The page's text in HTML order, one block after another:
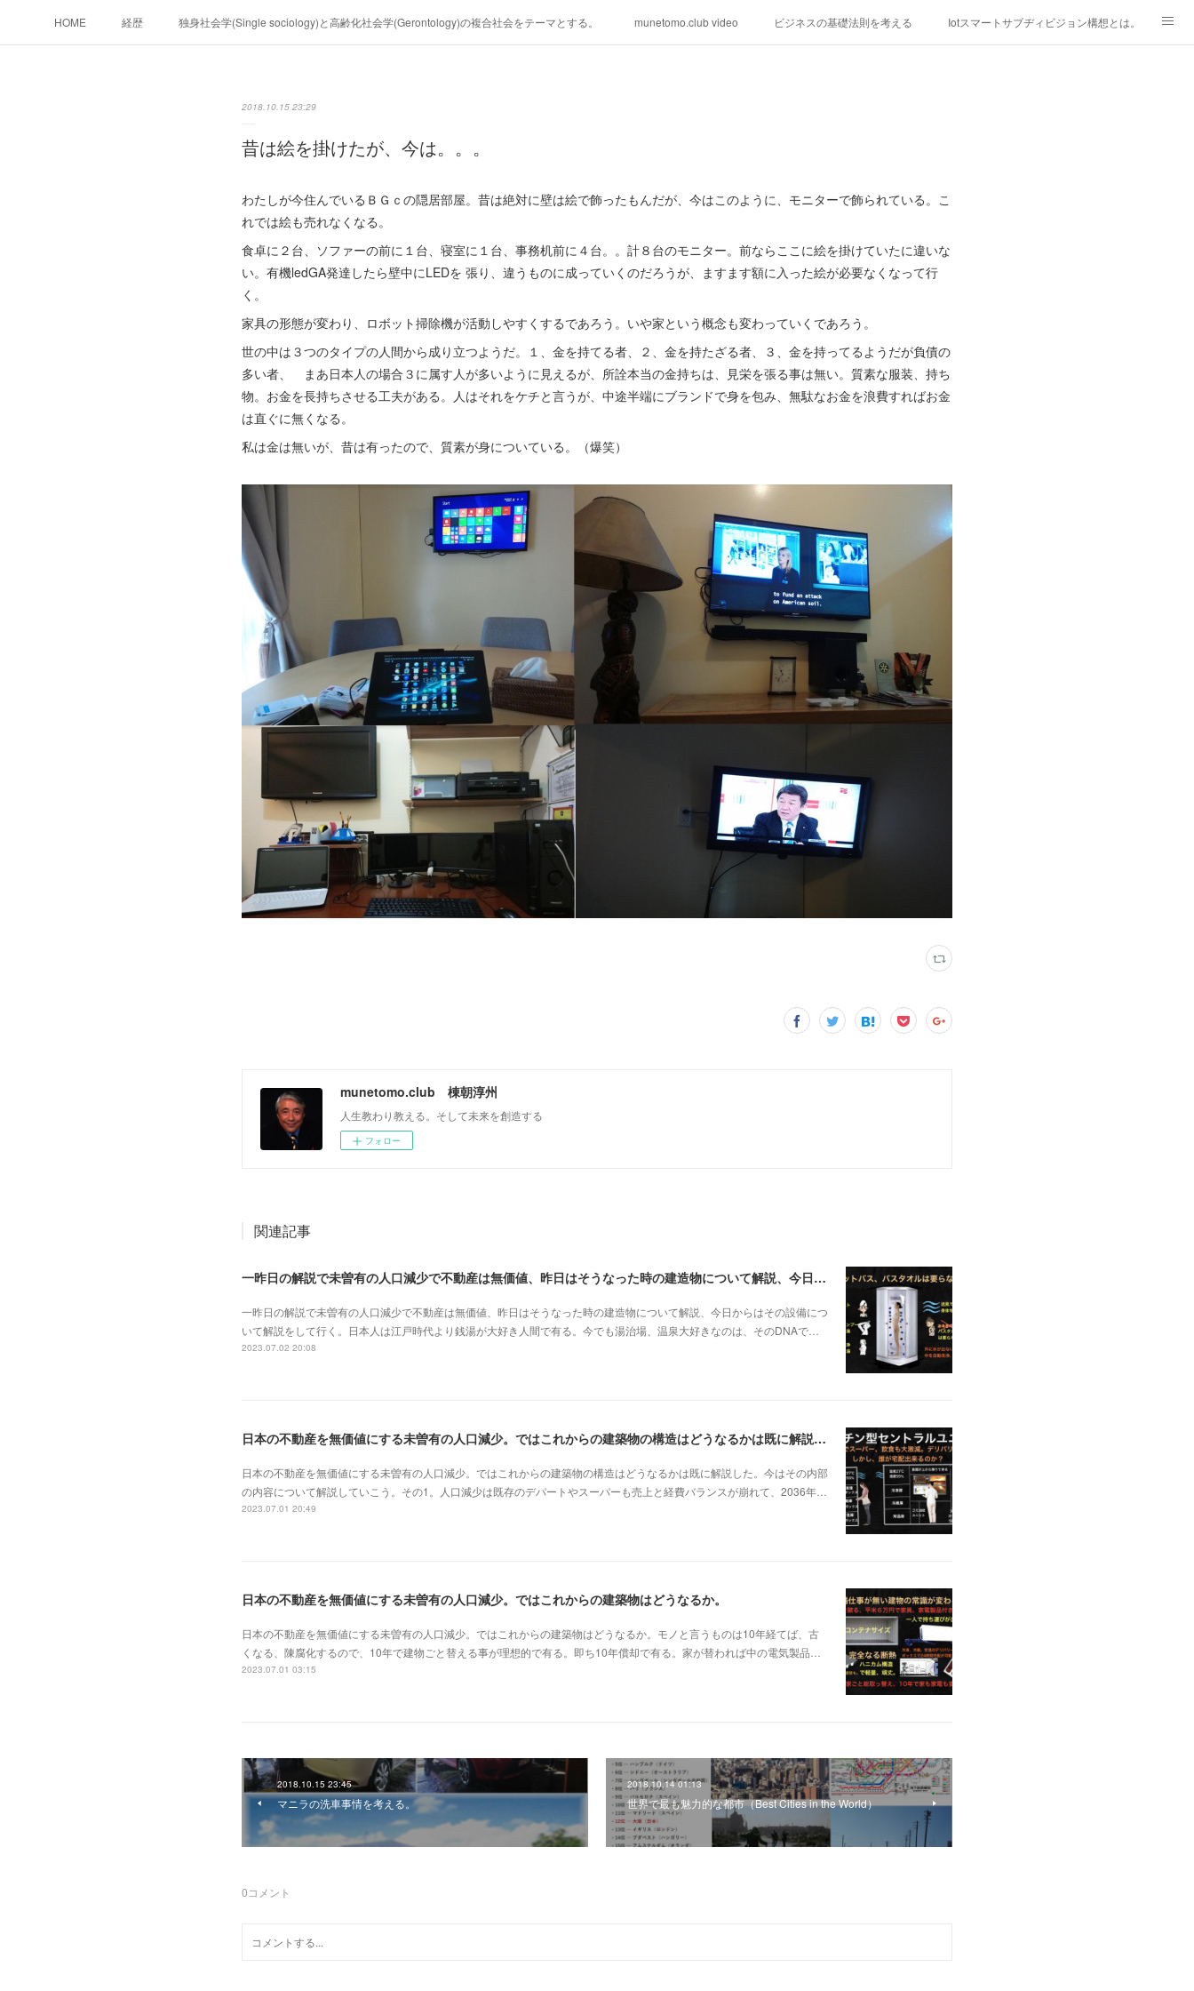
HOME 経歴 独身社会学(Single sociology)と高齢化社会学(Gerontology)の複合社会をテーマとする。 munetomo.club video ビジネスの基礎法則を考える Iotスマートサブヂィビジョン構想とは。
フィリピンマンションは買うべきでは無い理由は全てここにある。
未来２１００研究所他のアイデア
2018.10.15 23:29
昔は絵を掛けたが、今は。。。
わたしが今住んでいるＢＧｃの隠居部屋。昔は絶対に壁は絵で飾ったもんだが、今はこのように、モニターで飾られている。こ
れでは絵も売れなくなる。
食卓に２台、ソファーの前に１台、寝室に１台、事務机前に４台。。計８台のモニター。前ならここに絵を掛けていたに違いな
い。有機ledGA発達したら壁中にLEDを 張り、違うものに成っていくのだろうが、ますます額に入った絵が必要なくなって行
く。
家具の形態が変わり、ロボット掃除機が活動しやすくするであろう。いや家という概念も変わっていくであろう。
世の中は３つのタイプの人間から成り立つようだ。１、金を持てる者、２、金を持たざる者、３、金を持ってるようだが負債の
多い者、 まあ日本人の場合３に属す人が多いように見えるが、所詮本当の金持ちは、見栄を張る事は無い。質素な服装、持ち
物。お金を長持ちさせる工夫がある。人はそれをケチと言うが、中途半端にブランドで身を包み、無駄なお金を浪費すればお金
は直ぐに無くなる。
私は金は無いが、昔は有ったので、質素が身についている。（爆笑）
munetomo.club 棟朝淳州
人生教わり教える。そして未来を創造する
フォロー
関連記事
一昨日の解説で未曽有の人口減少で不動産は無価値、昨日はそうなった時の建造物について解説、今日からはその設備について解説をして行く。
一昨日の解説で未曽有の人口減少で不動産は無価値、昨日はそうなった時の建造物について解説、今日からはその設備につ
いて解説をして行く。日本人は江戸時代より銭湯が大好き人間で有る。今でも湯治場、温泉大好きなのは、そのDNAで…
2023.07.02 20:08
日本の不動産を無価値にする未曽有の人口減少。ではこれからの建築物の構造はどうなるかは既に解説した。今はその内部の内容。その1
日本の不動産を無価値にする未曽有の人口減少。ではこれからの建築物の構造はどうなるかは既に解説した。今はその内部
の内容について解説していこう。その1。人口減少は既存のデパートやスーパーも売上と経費バランスが崩れて、2036年…
2023.07.01 20:49
日本の不動産を無価値にする未曽有の人口減少。ではこれからの建築物はどうなるか。
日本の不動産を無価値にする未曽有の人口減少。ではこれからの建築物はどうなるか。モノと言うものは10年経てば、古
くなる、陳腐化するので、10年で建物ごと替える事が理想的で有る。即ち10年償却で有る。家が替われば中の電気製品…
2023.07.01 03:15
2018.10.15 23:45
マニラの洗車事情を考える。
2018.10.14 01:13
世界で最も魅力的な都市（Best Cities in the World）
0コメント